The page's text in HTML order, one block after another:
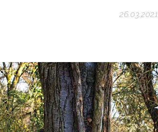
26.03.2021